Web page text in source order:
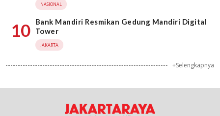
NASIONAL
10
Bank Mandiri Resmikan Gedung Mandiri Digital
Tower
JAKARTA
+Selengkapnya